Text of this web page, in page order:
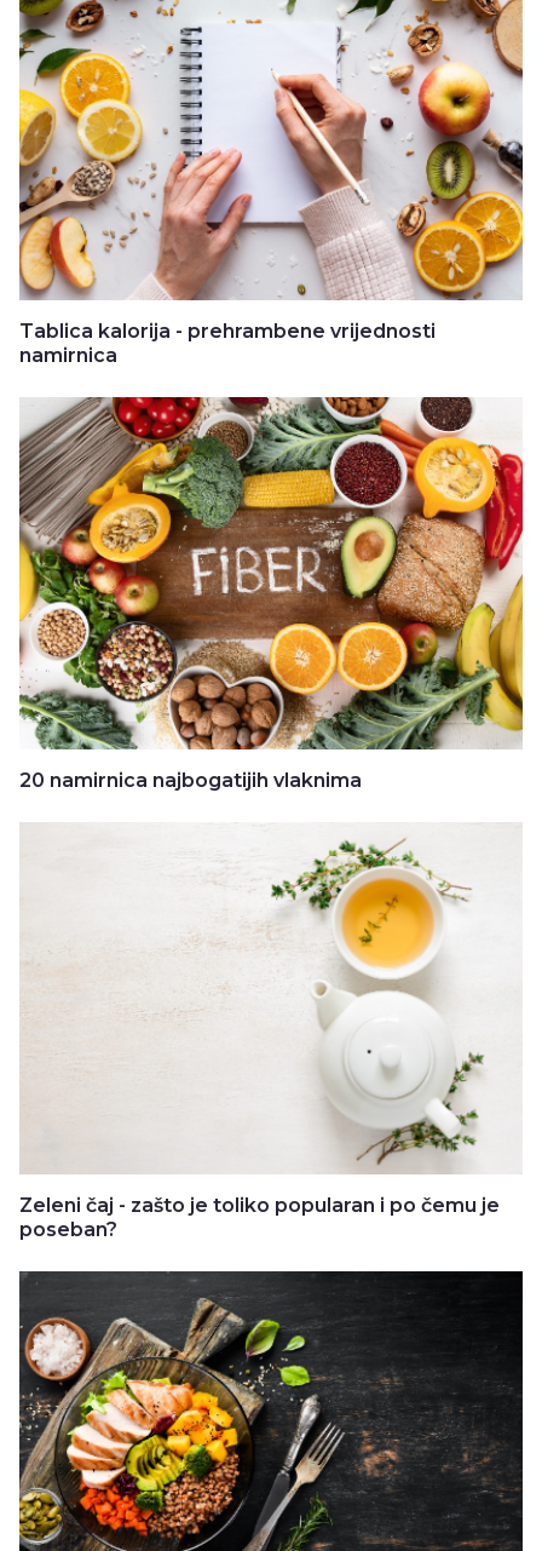
Tablica kalorija - prehrambene vrijednosti
namirnica
20 namirnica najbogatijih vlaknima
Zeleni čaj - zašto je toliko popularan i po čemu je
poseban?